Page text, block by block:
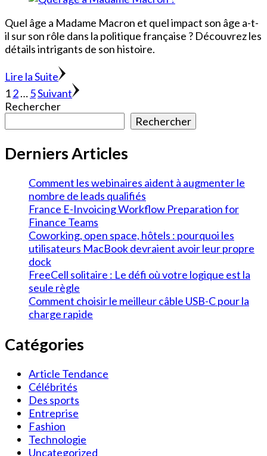
Quel âge a Madame Macron et quel impact son âge a-t-
il sur son rôle dans la politique française ? Découvrez les
détails intrigants de son histoire.
Lire la Suite
Pagination
des
publications
Page
1Page
2… Page
5Suivant
Rechercher
Rechercher
Derniers Articles
Comment les webinaires aident à augmenter le
nombre de leads qualifiés
France E-Invoicing Workflow Preparation for
Finance Teams
Coworking, open space, hôtels : pourquoi les
utilisateurs MacBook devraient avoir leur propre
dock
FreeCell solitaire : Le défi où votre logique est la
seule règle
Comment choisir le meilleur câble USB-C pour la
charge rapide
Catégories
Article Tendance
Célébrités
Des sports
Entreprise
Fashion
Technologie
Uncategorized